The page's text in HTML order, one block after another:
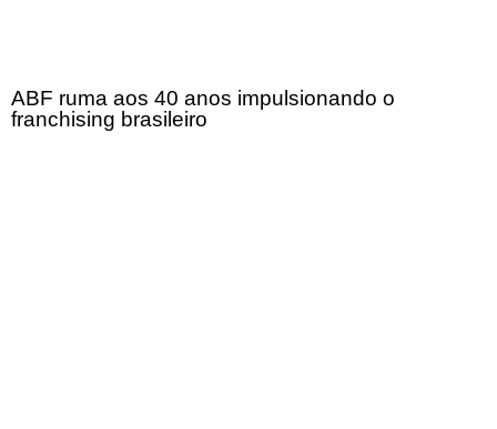
ABF ruma aos 40 anos impulsionando o
franchising brasileiro